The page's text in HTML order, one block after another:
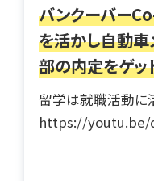
バンクーバー
を活かし自動
部の内定をゲッ
留学は就職活動に
https://youtu.be/